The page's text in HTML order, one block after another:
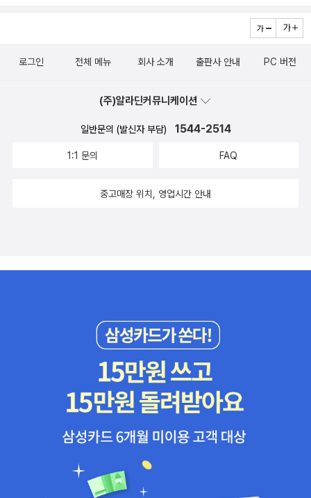
롭네요. - 작가 댄 샌탯(Dan Santat) SNS 속의 <떨어질까 봐 무
서워>-​​본문의 장면에서는 찾아볼 수 없는 험프티 덤프티이네요.이런
재미이들이 있어서 작업 과정을 보는 재미는 큰 것 같아요.험프티 덤
복한 그림책 읽기! 투명 한지입니다.
야 할 상황이 오고..어린이 책이라 이 부분에서 심한 내적갈등을 겪지
는 않고 ㅋㅋ바로 올라가기로 결단을 내리는 험프티 덤프티! 여기서
잠깐!! 험프티 덤프티에게 대 반전이 일어나고~!(이 부분은 나도 예상
쾌함이 느껴지는 부분이었다)험프티 덤프티 영국 동요를 아는 사람이
이 앞으로 살면서 겪게될 어려움에 대해서 용기있게 맞서야만 얻을
로그인 전체 메뉴 회사 소개 출판사 안내 PC 버전
(주)알라딘커뮤니케이션
일반문의 (발신자 부담) 1544-2514
1:1 문의 FAQ
중고매장 위치, 영업시간 안내